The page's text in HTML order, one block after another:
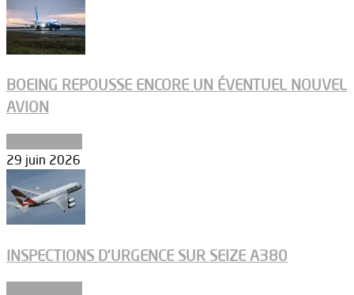
BOEING REPOUSSE ENCORE UN ÉVENTUEL NOUVEL
AVION
29 juin 2026
INSPECTIONS D’URGENCE SUR SEIZE A380